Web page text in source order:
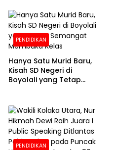
Sekolah
PENDIDIKAN
Hanya Satu Murid Baru,
Kisah SD Negeri di
Boyolali yang Tetap
PENDIDIKAN